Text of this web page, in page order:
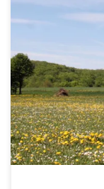
Nachmittag an:
4:2 (2:2)Tore für
Uhr in
Witzenhausen
Gabriel